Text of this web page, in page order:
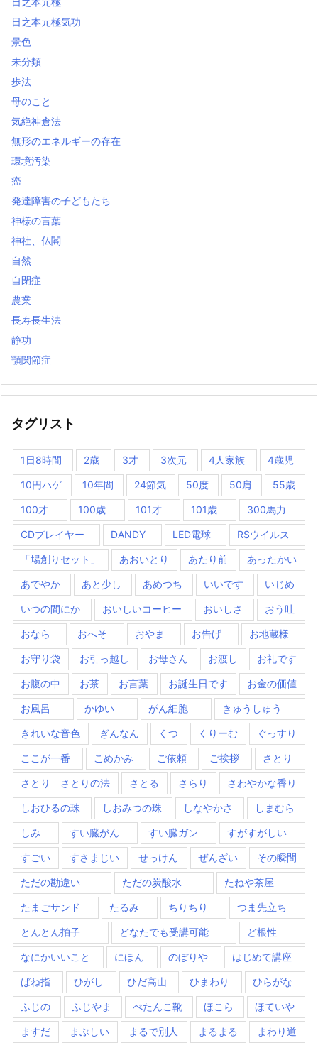
日之本元極気功
景色
未分類
歩法
母のこと
気絶神倉法
無形のエネルギーの存在
環境汚染
癌
発達障害の子どもたち
神様の言葉
神社、仏閣
自然
自閉症
農業
長寿長生法
静功
顎関節症
タグリスト
1日8時間 2歳 3才 3次元 4人家族 4歳児
10円ハゲ 10年間 24節気 50度 50肩 55歳
100才 100歳 101才 101歳 300馬力
CDプレイヤー DANDY LED電球 RSウイルス
「場創りセット」 あおいとり あたり前 あったかい
あでやか あと少し あめつち いいです いじめ
いつの間にか おいしいコーヒー おいしさ おう吐
おなら おへそ おやま お告げ お地蔵様
お守り袋 お引っ越し お母さん お渡し お礼です
お腹の中 お茶 お言葉 お誕生日です お金の価値
お風呂 かゆい がん細胞 きゅうしゅう
きれいな音色 ぎんなん くつ くりーむ ぐっすり
ここが一番 こめかみ ご依頼 ご挨拶 さとり
さとり さとりの法 さとる さらり さわやかな香り
しおひるの珠 しおみつの珠 しなやかさ しまむら
しみ すい臓がん すい臓ガン すがすがしい
すごい すさまじい せっけん ぜんざい その瞬間
ただの勘違い ただの炭酸水 たねや茶屋
たまごサンド たるみ ちりちり つま先立ち
とんとん拍子 どなたでも受講可能 ど根性
なにかいいこと にほん のぼりや はじめて講座
ばね指 ひがし ひだ高山 ひまわり ひらがな
ふじの ふじやま ぺたんこ靴 ほこら ほていや
ますだ まぶしい まるで別人 まるまる まわり道